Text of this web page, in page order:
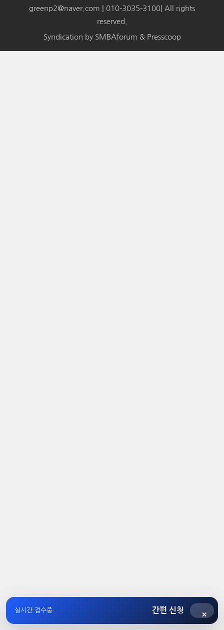
greenp2@naver.com | 010-3035-3100| All rights
reserved.
Syndication by SMBAforum & Presscoop
실시간 접수중 간편 신청
×